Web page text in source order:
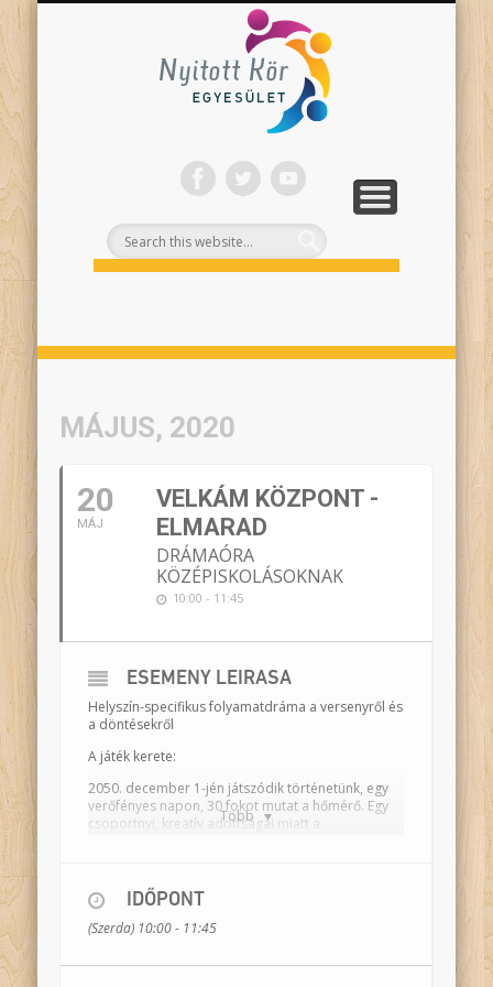
SZÍNHÁZI NEVELÉS
ONLINE PROGRAMJAINK
FELNŐTTEKNEK
PROJEKTEK
RÓLUNK
TÁMOGASS!
MÁJUS, 2020
20
MÁJ
VELKÁM KÖZPONT -
ELMARAD
DRÁMAÓRA
KÖZÉPISKOLÁSOKNAK
10:00 - 11:45
Több
ESEMÉNY LEÍRÁSA
Helyszín-specifikus folyamatdráma a versenyről és
a döntésekről
A játék kerete:
2050. december 1-jén játszódik történetünk, egy
verőfényes napon, 30 fokot mutat a hőmérő. Egy
csoportnyi, kreatív adottságai miatt a
őket fogadó, magát művészetterapeutának valló
tanárral. A programba kiválasztott művészi
hajlamú rabok mindannyian a klímaváltozás miatti
Adminisztráció súlyos hibát vétett, a csoport nem
IDŐPONT
(Szerda) 10:00 - 11:45